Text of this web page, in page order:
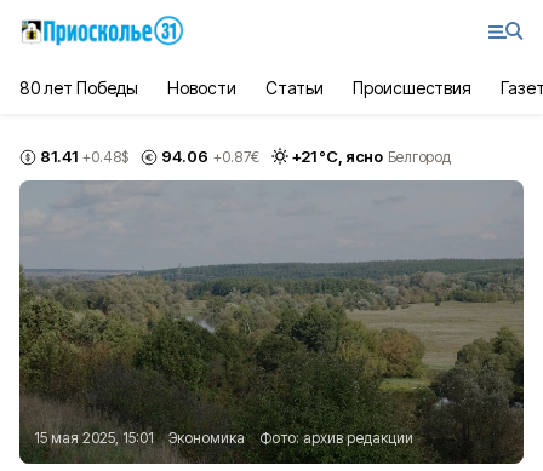
80 лет Победы Новости Статьи Происшествия
81.41 +0.48$ 94.06 +0.87€ +21°С, ясно Белгород
15 мая 2025, 15:01 Экономика Фото:архив редакции